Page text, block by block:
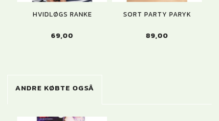
HVIDLØGS RANKE
69,00
SORT PARTY PARYK
89,00
ANDRE KØBTE OGSÅ